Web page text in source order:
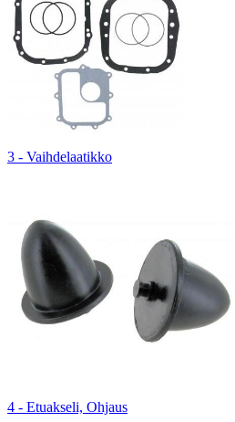
3 - Vaihdelaatikko
4 - Etuakseli, Ohjaus